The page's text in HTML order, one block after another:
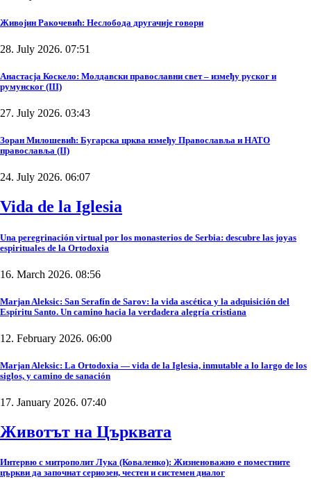
Живојин Ракочевић: Неслобода другачије говори
28. July 2026. 07:51
Анастасја Коскело: Молдавски православни свет – између руског и
румунског (III)
27. July 2026. 03:43
Зоран Милошевић: Бугарска црква између Православља и НАТО
православља (II)
24. July 2026. 06:07
Vida de la Iglesia
Una peregrinación virtual por los monasterios de Serbia: descubre las joyas
espirituales de la Ortodoxia
16. March 2026. 08:56
Marjan Aleksic: San Serafín de Sarov: la vida ascética y la adquisición del
Espíritu Santo. Un camino hacia la verdadera alegría cristiana
12. February 2026. 06:00
Marjan Aleksic: La Ortodoxia — vida de la Iglesia, inmutable a lo largo de los
siglos, y camino de sanación
17. January 2026. 07:40
Животът на Църквата
Интервю с митрополит Лука (Коваленко): Жизненоважно е поместните
църкви да започнат сериозен, честен и системен диалог